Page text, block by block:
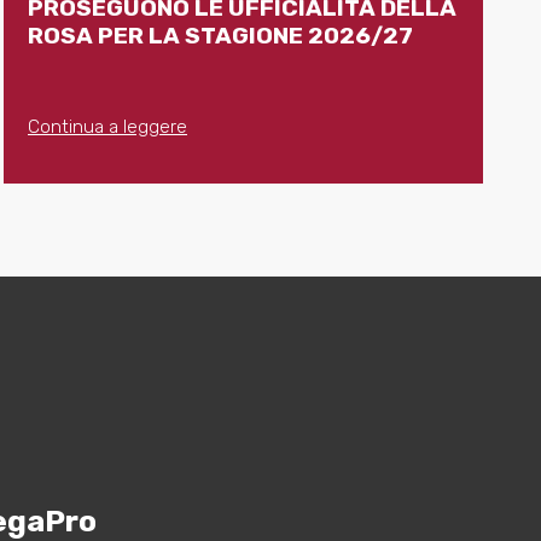
PROSEGUONO LE UFFICIALITÀ DELLA
ROSA PER LA STAGIONE 2026/27
Continua a leggere